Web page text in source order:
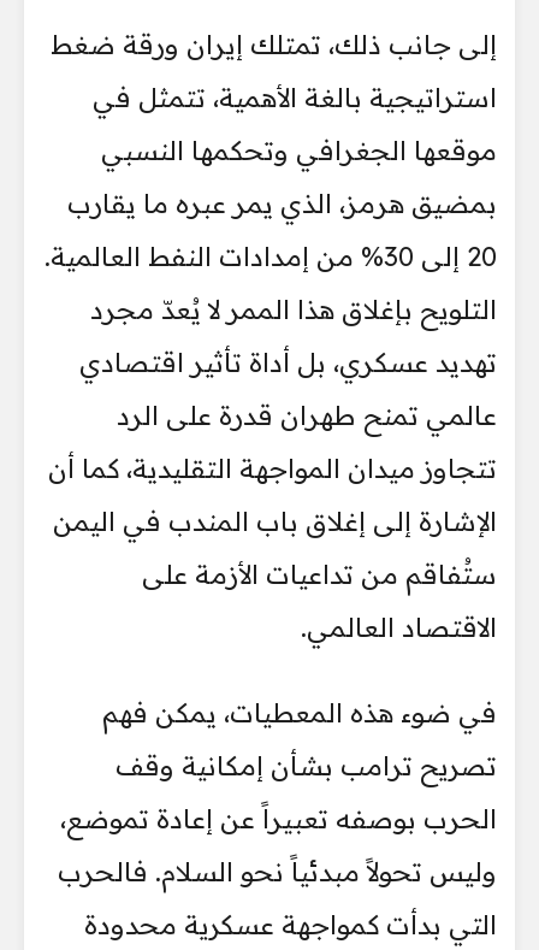
إلى جانب ذلك، تمتلك إيران ورقة ضغط
استراتيجية بالغة الأهمية، تتمثل في
موقعها الجغرافي وتحكمها النسبي
بمضيق هرمز، الذي يمر عبره ما يقارب
20 إلى 30% من إمدادات النفط العالمية.
التلويح بإغلاق هذا الممر لا يُعدّ مجرد
تهديد عسكري، بل أداة تأثير اقتصادي
عالمي تمنح طهران قدرة على الرد
تتجاوز ميدان المواجهة التقليدية، كما أن
الإشارة إلى إغلاق باب المندب في اليمن
ستُفاقم من تداعيات الأزمة على
الاقتصاد العالمي.
في ضوء هذه المعطيات، يمكن فهم
تصريح ترامب بشأن إمكانية وقف
الحرب بوصفه تعبيراً عن إعادة تموضع،
وليس تحولاً مبدئياً نحو السلام. فالحرب
التي بدأت كمواجهة عسكرية محدودة